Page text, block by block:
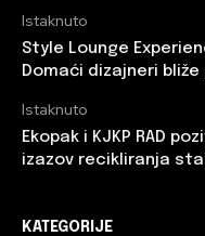
Istaknuto
Style Lounge
Domaći dizajneri bliže
Istaknuto
Ekopak i KJKP RAD
izazov recikliranja
KATEGORIJE